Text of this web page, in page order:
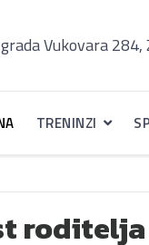
Vukovara 284,
TRENINZI